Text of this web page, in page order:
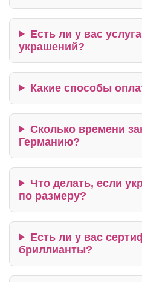
Есть ли у вас
украшений?
Какие способы
Сколько времени
Германию?
Что делать, если
по размеру?
Есть ли у вас
бриллианты?